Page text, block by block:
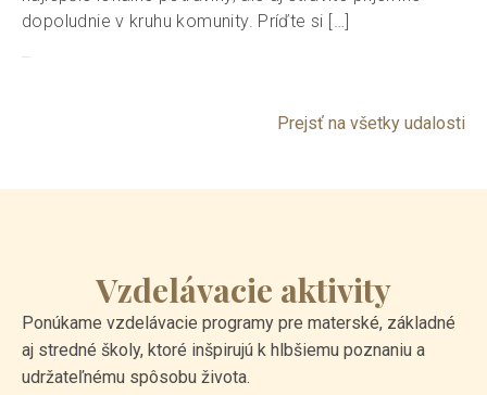
dopoludnie v kruhu komunity. Príďte si […]
Prejsť na všetky udalosti
Vzdelávacie aktivity
Ponúkame vzdelávacie programy pre materské, základné
aj stredné školy, ktoré inšpirujú k hlbšiemu poznaniu a
udržateľnému spôsobu života.